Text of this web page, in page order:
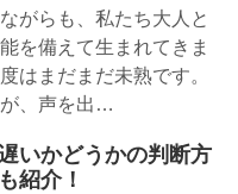
がらも、私たち大人と
を備えて生まれてきま
はまだまだ未熟です。
、声を出…
いかどうかの判断方
紹介！